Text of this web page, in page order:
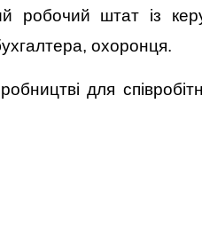
робочий штат із
охоронця.
для